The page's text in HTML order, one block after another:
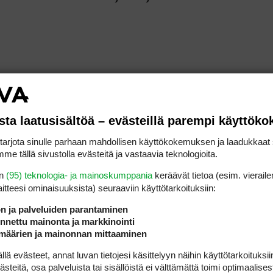
Saksassa
Renault EPD Tourin kanssa. Kisa
Hampurissa johtoa jakavat
sekäCristian Reimbold. Kolmikko on
vain yksi lyönti. Paras suomalainen kahden
sijaa. Hän on kahden kierroksen jälkeen
73 lyönnillä. Ensimmäiselle
reiän jälkeen tilanteessa neljä alle
lopulta pariin. Toisen kierroksensa
viimeiselle kierrokselle tiensä
kahden kierroksen jälkeen seitsemän yli
laatusisältöä – evästeillä parempi
sinulle parhaan mahdollisen käyttökokemuksen ja laadukkaat
tällä sivustolla evästeitä ja vastaavia teknologioita.
(95) teknologia- ja mainoskumppania keräävät tietoa (esim.
ominaisuuk­sista) seuraaviin käyttötarkoituksiin:
ja palveluiden parantaminen
mainonta ja markkinointi
ja mainonnan mittaaminen
evästeet, annat luvan tietojesi käsittelyyn näihin
osa palveluista tai sisällöistä ei välttämättä toimi